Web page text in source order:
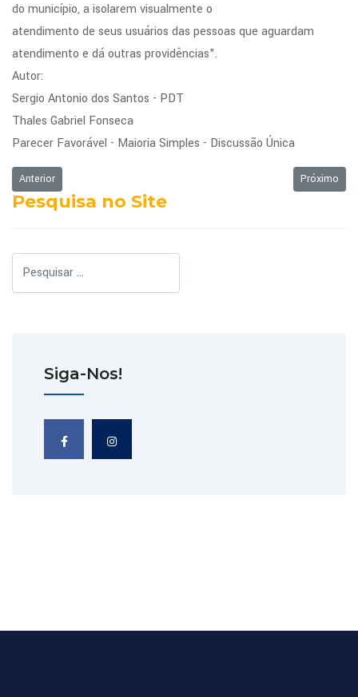
do município, a isolarem visualmente o
atendimento de seus usuários das pessoas que aguardam
atendimento e dá outras providências".
Autor:
Sergio Antonio dos Santos - PDT
Thales Gabriel Fonseca
Parecer Favorável - Maioria Simples - Discussão Única
Artigo anterior: Ordem do Dia da Sessão Ordinária de 24/11/2014
Anterior Próximo
Próximo
Pesquisa no Site
Siga-Nos!